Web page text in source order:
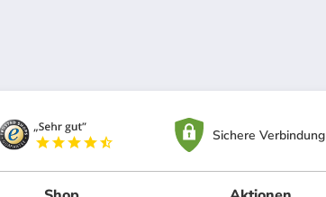
Sichere Verbindung